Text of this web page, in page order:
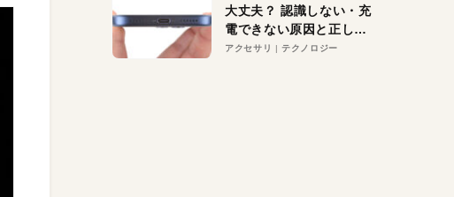
大丈夫？ 認識しない・充
電できない原因と正しい
対策
アクセサリ テクノロジー